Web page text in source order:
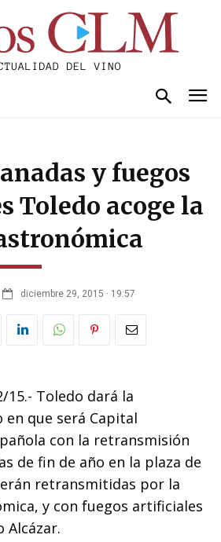
y fuegos
Toledo acoge la
diciembre 29, 2015 · 19:57
15.- Toledo dará la
en que será Capital
con la retransmisión
de fin de año en la plaza de
retransmitidas por la
y con fuegos artificiales
Alcázar.